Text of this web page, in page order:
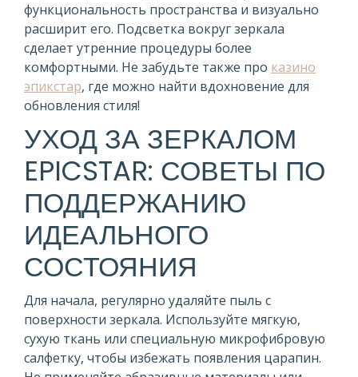
функциональность пространства и визуально
расширит его. Подсветка вокруг зеркала
сделает утренние процедуры более
комфортными. Не забудьте также про казино
эпикстар, где можно найти вдохновение для
обновления стиля!
УХОД ЗА ЗЕРКАЛОМ
EPICSTAR: СОВЕТЫ ПО
ПОДДЕРЖАНИЮ
ИДЕАЛЬНОГО
СОСТОЯНИЯ
Для начала, регулярно удаляйте пыль с
поверхности зеркала. Используйте мягкую,
сухую ткань или специальную микрофибровую
салфетку, чтобы избежать появления царапин.